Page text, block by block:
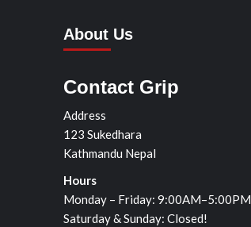
About Us
Contact Grip
Address
123 Sukedhara
Kathmandu Nepal
Hours
Monday – Friday: 9:00AM–5:00PM
Saturday & Sunday: Closed!